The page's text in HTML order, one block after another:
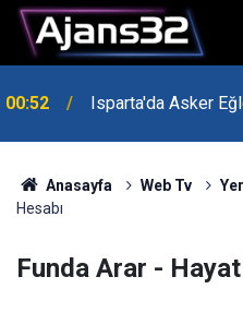
00:52 Isparta'da Asker
Anasayfa Web Tv
Hesabı
Funda Arar -